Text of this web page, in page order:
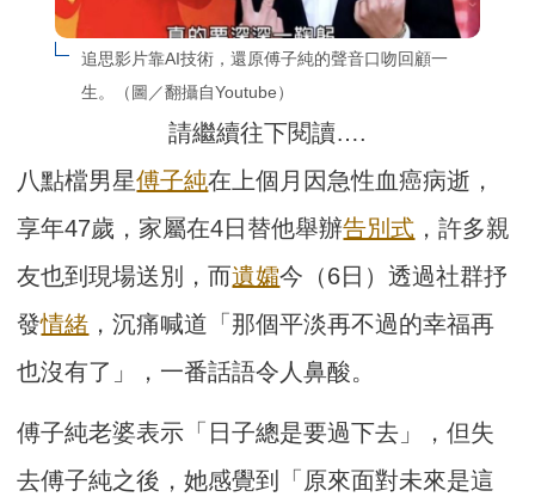
追思影片靠AI技術，還原傅子純的聲音口吻回顧一
生。（圖／翻攝自Youtube）
請繼續往下閱讀….
八點檔男星傅子純在上個月因急性血癌病逝，
享年47歲，家屬在4日替他舉辦告別式 ，許多親
友也到現場送別，而遺孀今（6日）透過社群抒
發情緒 ，沉痛喊道「那個平淡再不過的幸福再
也沒有了」，一番話語令人鼻酸。
傅子純老婆表示「日子總是要過下去」，但失
去傅子純之後，她感覺到「原來面對未來是這